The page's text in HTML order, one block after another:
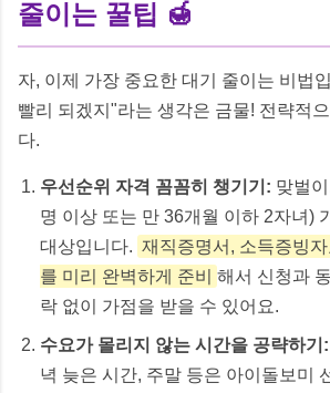
줄이는 꿀팁 🍯
자, 이제 가장 중요한 대기 줄이는 비법
빨리 되겠지"라는 생각은 금물! 전략적
다.
우선순위 자격 꼼꼼히 챙기기: 맞벌
명 이상 또는 만 36개월 이하 2자녀)
대상입니다. 재직증명서, 소득증빙
를 미리 완벽하게 준비
해서 신청과
락 없이 가점을 받을 수 있어요.
수요가 몰리지 않는 시간을 공략하기:
녁 늦은 시간, 주말 등은 아이돌보미